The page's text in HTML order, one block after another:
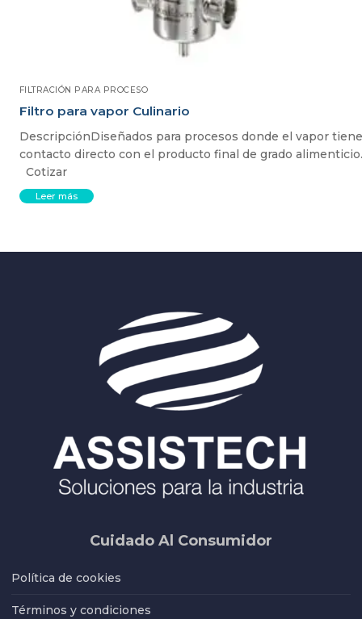
FILTRACIÓN PARA PROCESO
Filtro para vapor Culinario
DescripciónDiseñados para procesos donde el vapor tiene
contacto directo con el producto final de grado alimenticio.
Cotizar
Leer más
Cuidado Al Consumidor
Política de cookies
Términos y condiciones